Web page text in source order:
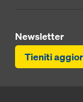
Newsletter
Tieniti